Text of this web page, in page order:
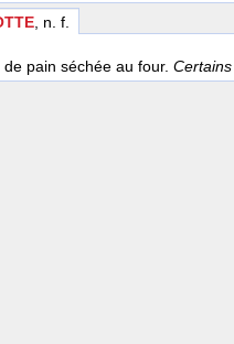
, n. f.
de pain séchée au four.